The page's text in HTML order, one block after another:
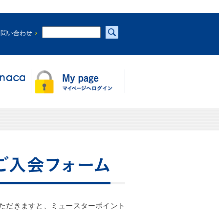
い合わせ
だきますと、ミュースターポイント